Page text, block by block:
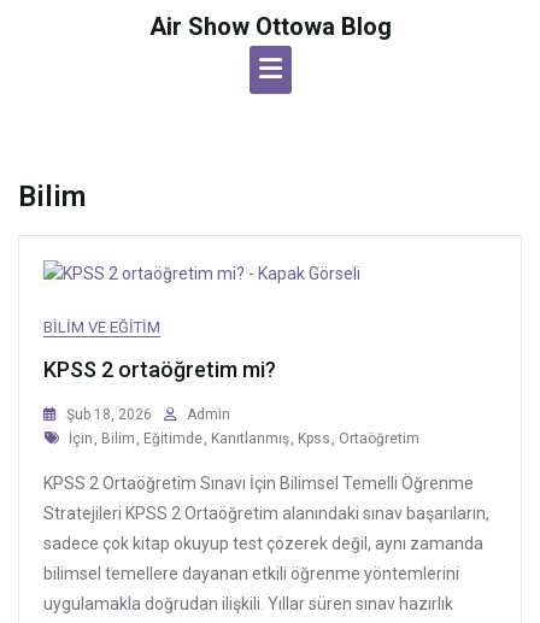
Air Show Ottowa Blog
Bilim
BILIM VE EĞITIM
KPSS 2 ortaöğretim mi?
Şub 18, 2026
Admin
Tags
İçin , Bilim , Eğitimde, Kanıtlanmış, Kpss , Ortaöğretim
KPSS 2 Ortaöğretim Sınavı İçin Bilimsel Temelli Öğrenme
Stratejileri KPSS 2 Ortaöğretim alanındaki sınav başarıların,
sadece çok kitap okuyup test çözerek değil, aynı zamanda
bilimsel temellere dayanan etkili öğrenme yöntemlerini
uygulamakla doğrudan ilişkili. Yıllar süren sınav hazırlık